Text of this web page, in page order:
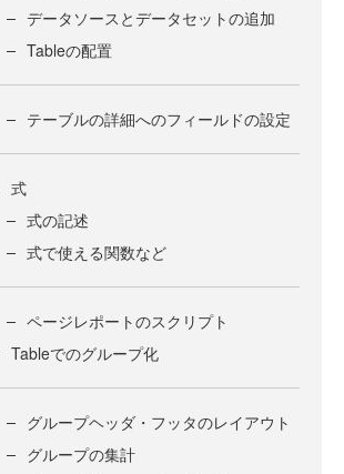
データソースとデータセットの追加
Tableの配置
テーブルの詳細へのフィールドの設定
式
式の記述
式で使える関数など
ページレポートのスクリプト
Tableでのグループ化
グループヘッダ・フッタのレイアウト
グループの集計